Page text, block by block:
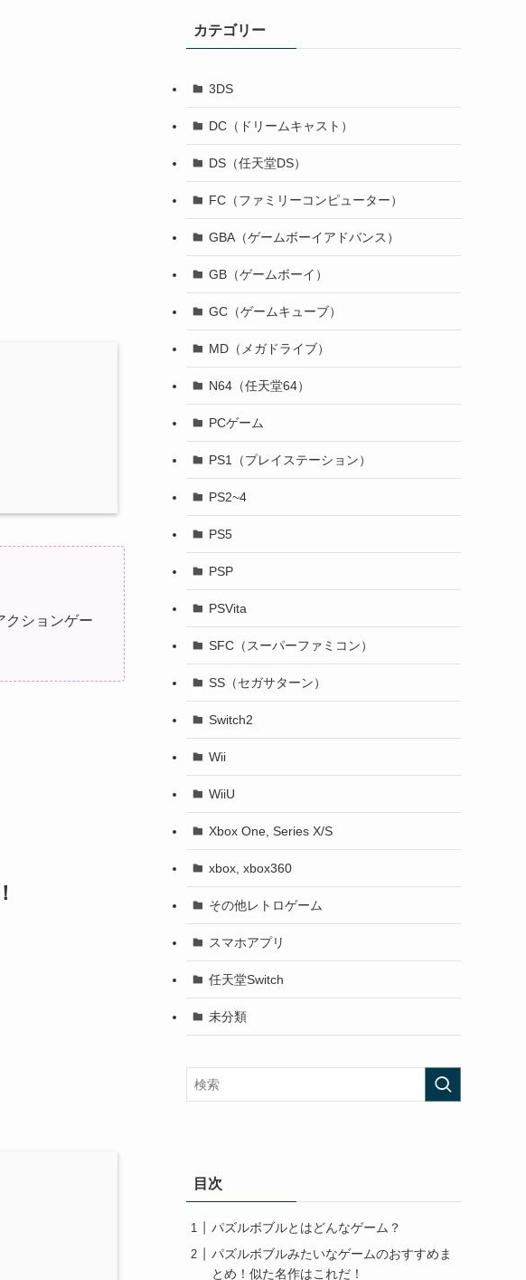
クションゲー
カテゴリー
3DS
DC（ドリームキャスト）
DS（任天堂DS）
FC（ファミリーコンピューター）
GBA（ゲームボーイアドバンス）
GB（ゲームボーイ）
GC（ゲームキューブ）
MD（メガドライブ）
N64（任天堂64）
PCゲーム
PS1（プレイステーション）
PS2~4
PS5
PSP
PSVita
SFC（スーパーファミコン）
SS（セガサターン）
Switch2
Wii
WiiU
Xbox One, Series X/S
xbox, xbox360
その他レトロゲーム
スマホアプリ
任天堂Switch
未分類
目次
パズルボブルとはどんなゲーム？
パズルボブルみたいなゲームのおすすめま
とめ！似た名作はこれだ！